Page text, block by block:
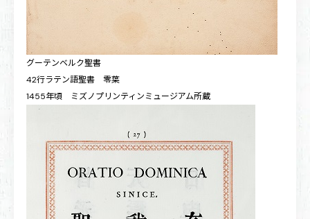
グーテンベルク聖書
42行ラテン語聖書 零葉
1455年頃 ミズノプリンティンミュージアム所蔵